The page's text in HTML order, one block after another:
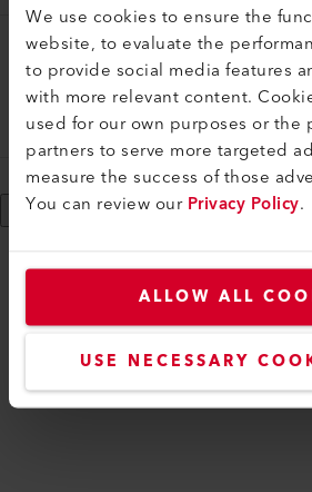
We use cookies to ensure the
website, to evaluate the
to provide social media features
with more relevant content.
used for our own purposes or the
partners to serve more targeted
measure the success of those
You can review ourPrivacy Policy.
ALLOW ALL
USE NECESSARY
Gerätekoffer
Gerätekoffer
162.757
Mehr anzeigen
KOMPATIBEL
Perfekt für diese